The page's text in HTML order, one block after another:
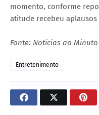
momento, conforme
atitude recebeu
Fonte: Notícias ao Minuto
Entretenimento